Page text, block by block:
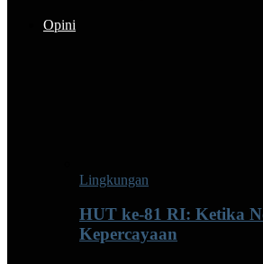
Opini
Lingkungan
HUT ke-81 RI: Ketika
Kepercayaan